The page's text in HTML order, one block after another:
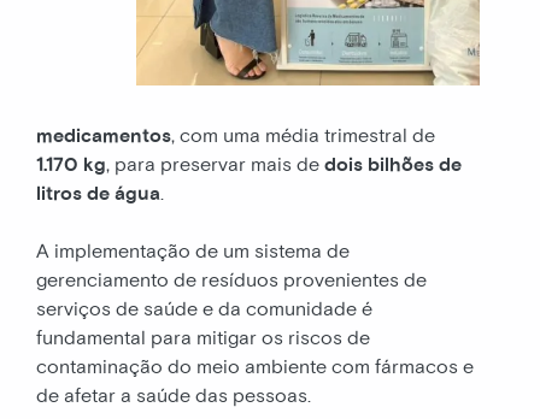
medicamentos, com uma média trimestral de
1.170 kg, para preservar mais de dois bilhões de
litros de água.
A implementação de um sistema de
gerenciamento de resíduos provenientes de
serviços de saúde e da comunidade é
fundamental para mitigar os riscos de
contaminação do meio ambiente com fármacos e
de afetar a saúde das pessoas.